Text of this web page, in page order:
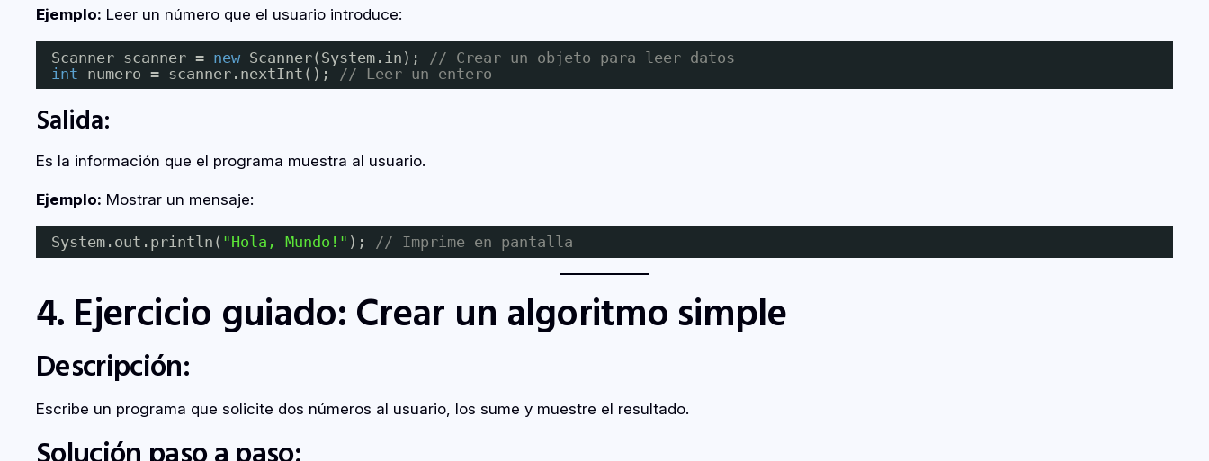
Ejemplo: Leer un número que el usuario introduce:
Scanner scanner = new Scanner(System.in); // Crear un objeto para leer datos
int numero = scanner.nextInt(); // Leer un entero
Salida:
Es la información que el programa muestra al usuario.
Ejemplo: Mostrar un mensaje:
System.out.println( "Hola, Mundo!" ); // Imprime en pantalla
4. Ejercicio guiado: Crear un algoritmo simple
Descripción:
Escribe un programa que solicite dos números al usuario, los sume y muestre el resultado.
Solución paso a paso: